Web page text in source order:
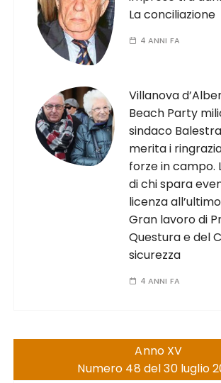
La conciliazione
4 ANNI FA
Villanova
Beach Party
sindaco
merita i
forze in campo.
di chi spara
licenza
Gran lavoro di
Questura e del
sicurezza
4 ANNI FA
Anno XV
Numero 48 del 30 luglio